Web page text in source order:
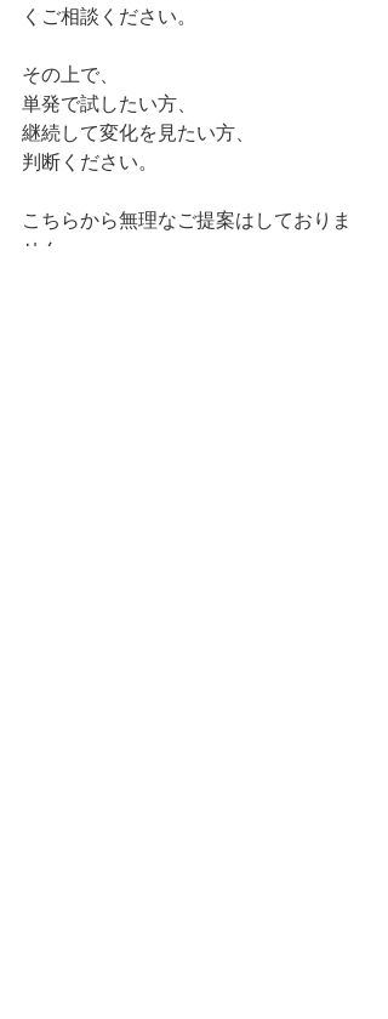
くご相談ください。
その上で、
単発で試したい方、
継続して変化を見たい方、
判断ください。
こちらから無理なご提案はしておりま
せん。